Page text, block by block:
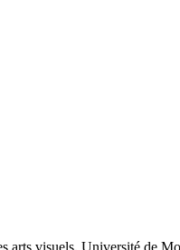
arts visuels, Université de